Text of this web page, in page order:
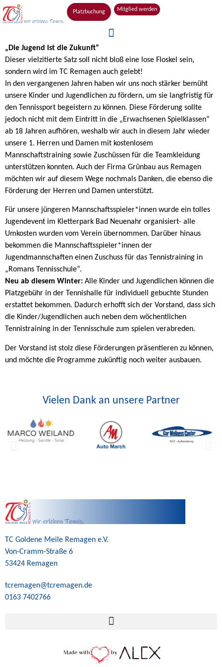
Platzbuchung Mitglied werden
„Die Jugend ist die Zukunft“
Dieser vielzitierte Satz soll nicht bloß eine lose Floskel sein,
sondern wird im TC Remagen auch gelebt!
In den vergangenen Jahren haben wir uns noch stärker bemüht
unsere Kinder und Jugendlichen zu fördern, um sie langfristig für
den Tennissport begeistern zu können. Diese Förderung sollte
jedoch nicht mit dem Eintritt in die „Erwachsenen Spielklassen“
ab 18 Jahren aufhören, weshalb wir auch in diesem Jahr wieder
unsere 1. Herren und Damen mit kostenlosem
Mannschaftstraining sowie Zuschüssen für die Teamkleidung
unterstützen konnten. Auch der Firma Grünbau aus Remagen
möchten wir auf diesem Wege nochmals Danken, die ebenso die
Förderung der Herren und Damen unterstützt.
Für unsere jüngeren Mannschaftsspieler*innen wurde ein tolles
Jugendevent im Kletterpark Bad Neuenahr organisiert- alle
Umkosten wurden vom Verein übernommen. Darüber hinaus
bekommen die Mannschaftsspieler*innen der
Jugendmannschaften einen Zuschuss für das Tennistraining in
„Romans Tennisschule“.
Neu ab diesem Winter: Alle Kinder und Jugendlichen können die
Platzgebühr in der Tennishalle für individuell gebuchte Stunden
erstattet bekommen. Dadurch erhofft sich der Vorstand, dass sich
die Kinder/Jugendlichen auch neben dem wöchentlichen
Tennistraining in der Tennisschule zum spielen verabreden.
Der Vorstand ist stolz diese Förderungen präsentieren zu können,
und möchte die Programme zukünftig noch weiter ausbauen.
Vielen Dank an unsere Partner
TC Goldene Meile Remagen e.V.
Von-Cramm-Straße 6
53424 Remagen
tcremagen@tcremagen.de
0163 7402766